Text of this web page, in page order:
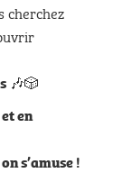
cherchez
🎶🎲
en
s’amuse !